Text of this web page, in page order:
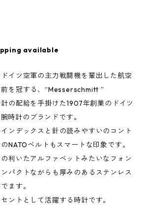
available
イツ空軍の主力戦闘機を輩出した航空
を冠する、“Messerschmitt ”
の配給を手掛けた1907年創業のドイツ
時計のブランドです。
ンデックスと針の読みやすいのコント
NATOベルトもスマートな印象です。
利いたアルファベットみたいなフォン
パクトながらも厚みのあるステンレス
ます。
ントとして活躍する時計です。